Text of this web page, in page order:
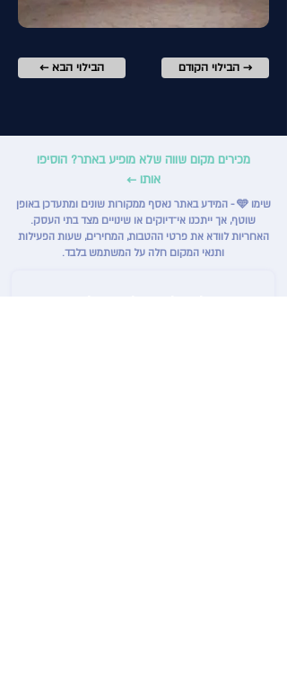
← הבילוי הבא הבילוי הקודם →
מכירים מקום שווה שלא מופיע באתר? הוסיפו
אותו ←
שימו 🩵 - המידע באתר נאסף ממקורות שונים ומתעדכן באופן
שוטף, אך ייתכנו אי־דיוקים או שינויים מצד בתי העסק.
האחריות לוודא את פרטי ההטבות, המחירים, שעות הפעילות
ותנאי המקום חלה על המשתמש בלבד.